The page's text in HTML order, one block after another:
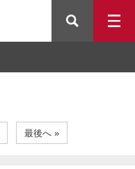
最後へ »